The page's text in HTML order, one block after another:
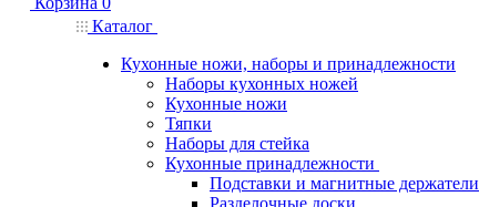
Каталог
Кухонные ножи, наборы и принадлежности
Наборы кухонных ножей
Кухонные ножи
Тяпки
Наборы для стейка
Кухонные принадлежности
Подставки и магнитные держатели
Разделочные доски